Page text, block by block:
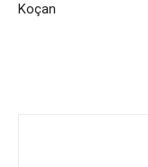
Koçan